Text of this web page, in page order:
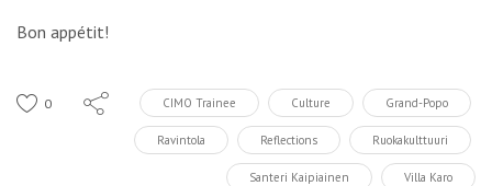
Bon appétit!
0 CIMO Trainee Culture Grand-Popo
Ravintola Reflections Ruokakulttuuri
Santeri Kaipiainen Villa Karo